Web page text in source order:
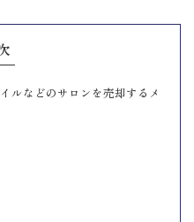
ルなどのサロンを売却するメ